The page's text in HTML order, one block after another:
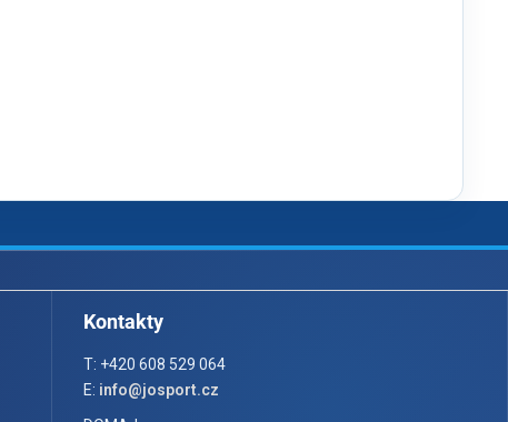
Kontakty
T: +420 608 529 064
E: info@josport.cz